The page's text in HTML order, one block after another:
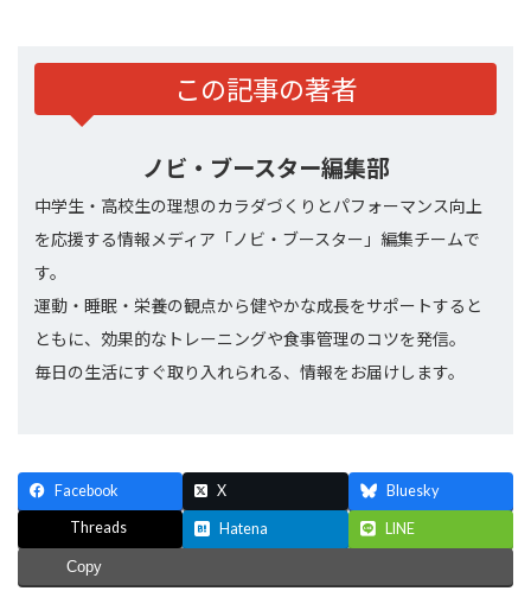
この記事の著者
ノビ・ブースター編集部
中学生・高校生の理想のカラダづくりとパフォーマンス向上
を応援する情報メディア「ノビ・ブースター」編集チームで
す。
運動・睡眠・栄養の観点から健やかな成長をサポートすると
ともに、効果的なトレーニングや食事管理のコツを発信。
毎日の生活にすぐ取り入れられる、情報をお届けします。
Facebook X Bluesky
Threads Hatena LINE
Copy